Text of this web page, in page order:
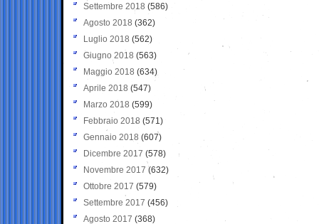
Settembre 2018 (586)
Agosto 2018 (362)
Luglio 2018 (562)
Giugno 2018 (563)
Maggio 2018 (634)
Aprile 2018 (547)
Marzo 2018 (599)
Febbraio 2018 (571)
Gennaio 2018 (607)
Dicembre 2017 (578)
Novembre 2017 (632)
Ottobre 2017 (579)
Settembre 2017 (456)
Agosto 2017 (368)